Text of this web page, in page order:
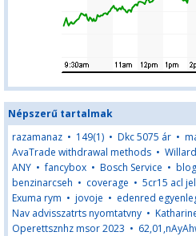
Népszerű tartalmak
razamanaz • 149(1) • Dkc 5075 ár •
AvaTrade withdrawal methods •
ANY •fancybox • Bosch Service • blog
benzinarcseh • coverage • 5cr15 acl
Exuma rym • jovoje • edenred
Nav advisszatrts nyomtatvny •
Operettsznhz msor 2023 •